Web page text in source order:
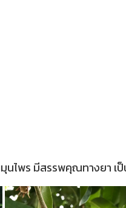
นไพร มีสรรพคุณทางยา เ